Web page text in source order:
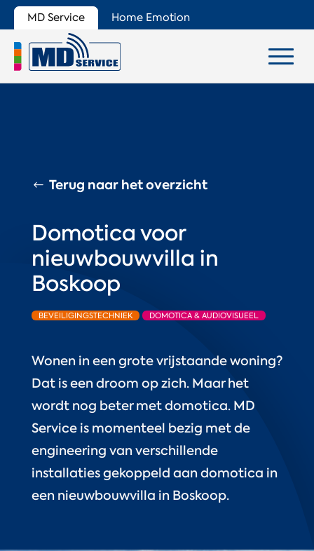
MD Service Home Emotion
Terug naar het overzicht
Domotica voor
nieuwbouwvilla in
Boskoop
BEVEILIGINGSTECHNIEK DOMOTICA & AUDIOVISUEEL
Wonen in een grote vrijstaande woning?
Dat is een droom op zich. Maar het
wordt nog beter met domotica. MD
Service is momenteel bezig met de
engineering van verschillende
installaties gekoppeld aan domotica in
een nieuwbouwvilla in Boskoop.